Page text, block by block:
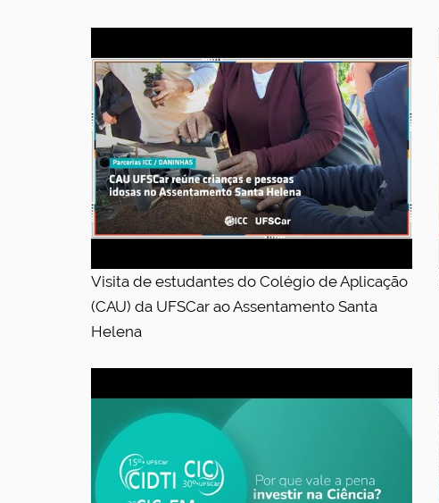
Visita de estudantes do Colégio de Aplicação
(CAU) da UFSCar ao Assentamento Santa
Helena